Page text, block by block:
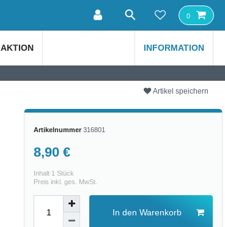
0
AKTION INFORMATION
Artikel speichern
Artikelnummer316801
8,90 €
Inhalt 1Stück
Preis inkl. ges. MwSt.
In den Warenkorb